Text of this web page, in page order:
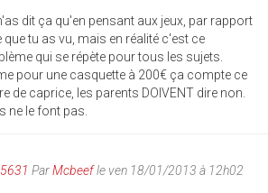
dit ça qu'en pensant aux jeux, par rapport
que tu as vu, mais en réalité c'est ce
qui se répète pour tous les sujets.
pour une casquette à 200€ ça compte ce
de caprice, les parents DOIVENT dire non.
ne le font pas.
ParMcbeefle ven 18/01/2013 à 12h02